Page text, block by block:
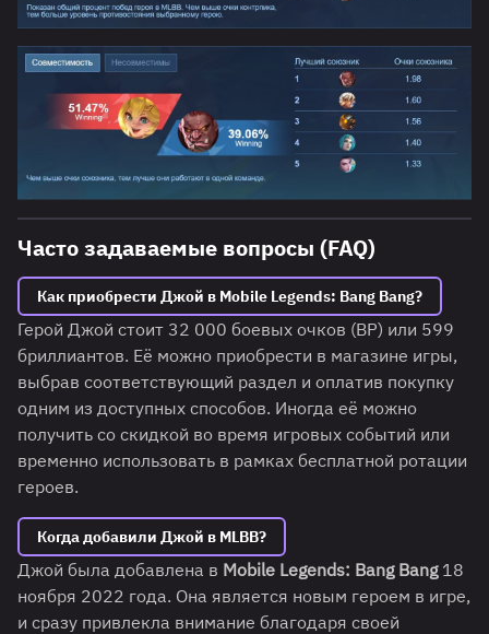
Часто задаваемые вопросы (FAQ)
Как приобрести Джой в Mobile Legends: Bang Bang?
Герой Джой стоит 32 000 боевых очков (BP) или 599
бриллиантов. Её можно приобрести в магазине игры,
выбрав соответствующий раздел и оплатив покупку
одним из доступных способов. Иногда её можно
получить со скидкой во время игровых событий или
временно использовать в рамках бесплатной ротации
героев.
Когда добавили Джой в MLBB?
Джой была добавлена в Mobile Legends: Bang Bang18
ноября 2022 года. Она является новым героем в игре,
и сразу привлекла внимание благодаря своей